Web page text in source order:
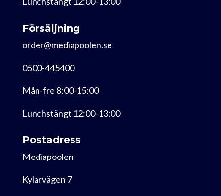
Försäljning
order@mediapoolen.se
0500-445400
Mån-fre 8:00-15:00
Lunchstängt 12:00-13:00
Postadress
Mediapoolen
Kylarvägen 7